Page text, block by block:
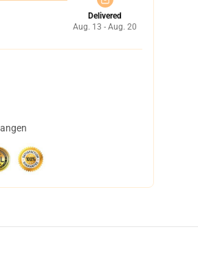
Delivered
Aug. 13 - Aug. 20